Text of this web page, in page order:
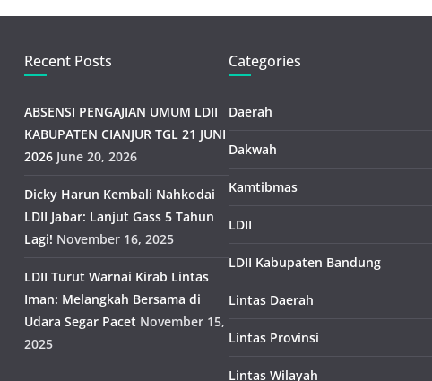
Recent Posts
ABSENSI PENGAJIAN UMUM LDII
KABUPATEN CIANJUR TGL 21 JUNI
2026 June 20, 2026
Dicky Harun Kembali Nahkodai
LDII Jabar: Lanjut Gass 5 Tahun
Lagi! November 16, 2025
LDII Turut Warnai Kirab Lintas
Iman: Melangkah Bersama di
Udara Segar Pacet November 15,
2025
Categories
Daerah
Dakwah
Kamtibmas
LDII
LDII Kabupaten Bandung
Lintas Daerah
Lintas Provinsi
Lintas Wilayah